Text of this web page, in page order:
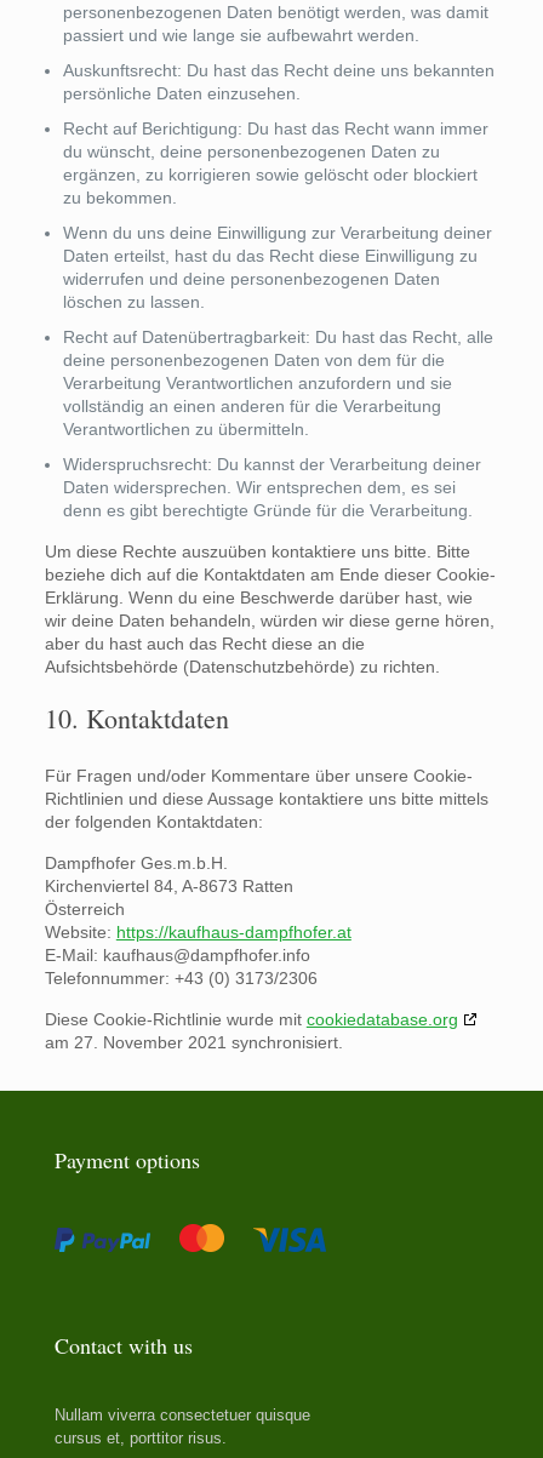
personenbezogenen Daten benötigt werden, was damit
passiert und wie lange sie aufbewahrt werden.
Auskunftsrecht: Du hast das Recht deine uns bekannten
persönliche Daten einzusehen.
Recht auf Berichtigung: Du hast das Recht wann immer
du wünscht, deine personenbezogenen Daten zu
ergänzen, zu korrigieren sowie gelöscht oder blockiert
zu bekommen.
Wenn du uns deine Einwilligung zur Verarbeitung deiner
Daten erteilst, hast du das Recht diese Einwilligung zu
widerrufen und deine personenbezogenen Daten
löschen zu lassen.
Recht auf Datenübertragbarkeit: Du hast das Recht, alle
deine personenbezogenen Daten von dem für die
Verarbeitung Verantwortlichen anzufordern und sie
vollständig an einen anderen für die Verarbeitung
Verantwortlichen zu übermitteln.
Widerspruchsrecht: Du kannst der Verarbeitung deiner
Daten widersprechen. Wir entsprechen dem, es sei
denn es gibt berechtigte Gründe für die Verarbeitung.
Um diese Rechte auszuüben kontaktiere uns bitte. Bitte
beziehe dich auf die Kontaktdaten am Ende dieser Cookie-
Erklärung. Wenn du eine Beschwerde darüber hast, wie
wir deine Daten behandeln, würden wir diese gerne hören,
aber du hast auch das Recht diese an die
Aufsichtsbehörde (Datenschutzbehörde) zu richten.
10. Kontaktdaten
Für Fragen und/oder Kommentare über unsere Cookie-
Richtlinien und diese Aussage kontaktiere uns bitte mittels
der folgenden Kontaktdaten:
Dampfhofer Ges.m.b.H.
Kirchenviertel 84, A-8673 Ratten
Österreich
Website: https://kaufhaus-dampfhofer.at
E-Mail: kaufhaus@dampfhofer.info
Telefonnummer: +43 (0) 3173/2306
Diese Cookie-Richtlinie wurde mit cookiedatabase.org
am 27. November 2021 synchronisiert.
Payment options
Contact with us
Nullam viverra consectetuer quisque
cursus et, porttitor risus.